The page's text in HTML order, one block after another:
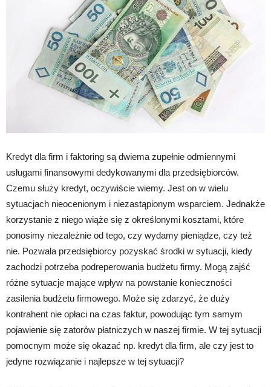
Kredyt dla firm i faktoring są dwiema zupełnie odmiennymi
usługami finansowymi dedykowanymi dla przedsiębiorców.
Czemu służy kredyt, oczywiście wiemy. Jest on w wielu
sytuacjach nieocenionym i niezastąpionym wsparciem. Jednakże
korzystanie z niego wiąże się z określonymi kosztami, które
ponosimy niezależnie od tego, czy wydamy pieniądze, czy też
nie. Pozwala przedsiębiorcy pozyskać środki w sytuacji, kiedy
zachodzi potrzeba podreperowania budżetu firmy. Mogą zajść
różne sytuacje mające wpływ na powstanie konieczności
zasilenia budżetu firmowego. Może się zdarzyć, że duży
kontrahent nie opłaci na czas faktur, powodując tym samym
pojawienie się zatorów płatniczych w naszej firmie. W tej sytuacji
pomocnym może się okazać np. kredyt dla firm, ale czy jest to
jedyne rozwiązanie i najlepsze w tej sytuacji?